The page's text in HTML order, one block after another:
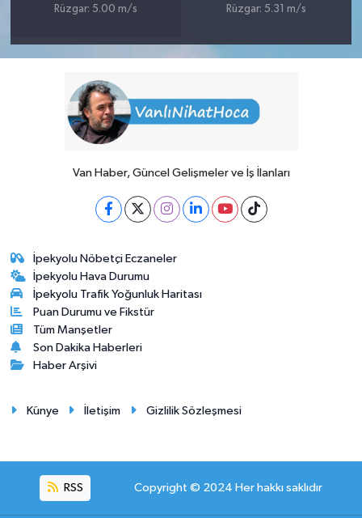
Rüzgar: 5.00 m/s
Rüzgar: 5.31 m/s
Van Haber, Güncel Gelişmeler ve İş İlanları
İpekyolu Nöbetçi Eczaneler
İpekyolu Hava Durumu
İpekyolu Trafik Yoğunluk Haritası
Puan Durumu ve Fikstür
Tüm Manşetler
Son Dakika Haberleri
Haber Arşivi
Künye İletişim Gizlilik Sözleşmesi
RSS Copyright © 2024 Her hakkı saklıdır